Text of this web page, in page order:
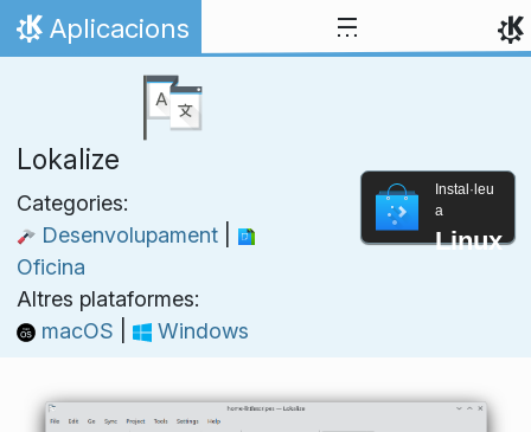
Salta fins al contingut
Inici
Aplicacions
Lokalize
Categories:
Desenvolupament
Oficina
Altres plataformes:
macOS
Windows
Instal·leu
a
Linux